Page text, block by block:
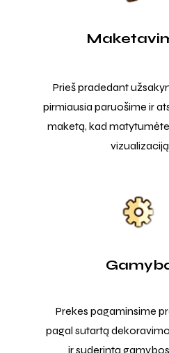
Prieš pradedant
pirmiausia paruošime ir
maketą, kad
vizualizaciją
Prekes pagaminsime
pagal sutartą
ir suderintą